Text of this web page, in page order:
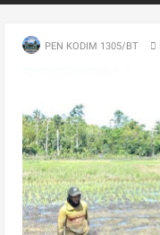
PEN KODIM 1305/BT